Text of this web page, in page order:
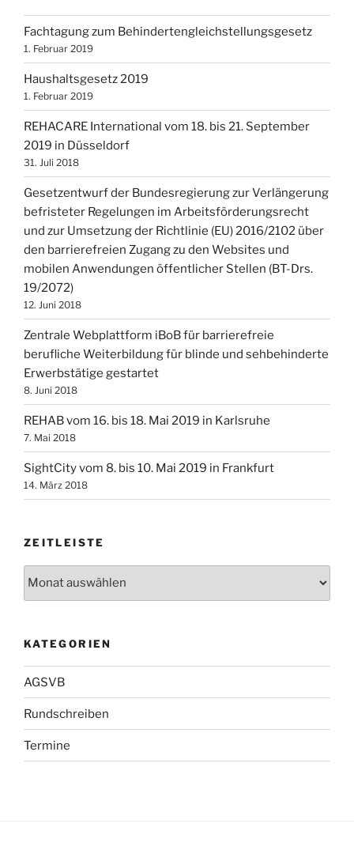
Deutschland““
Fachtagung zum Behindertengleichstellungsgesetz
1. Februar 2019
Haushaltsgesetz 2019
1. Februar 2019
REHACARE International vom 18. bis 21. September
2019 in Düsseldorf
31. Juli 2018
Gesetzentwurf der Bundesregierung zur Verlängerung
befristeter Regelungen im Arbeitsförderungsrecht
und zur Umsetzung der Richtlinie (EU) 2016/2102 über
den barrierefreien Zugang zu den Websites und
mobilen Anwendungen öffentlicher Stellen (BT-Drs.
19/2072)
12. Juni 2018
Zentrale Webplattform iBoB für barrierefreie
berufliche Weiterbildung für blinde und sehbehinderte
Erwerbstätige gestartet
8. Juni 2018
REHAB vom 16. bis 18. Mai 2019 in Karlsruhe
7. Mai 2018
SightCity vom 8. bis 10. Mai 2019 in Frankfurt
14. März 2018
ZEITLEISTE
KATEGORIEN
AGSVB
Rundschreiben
Termine